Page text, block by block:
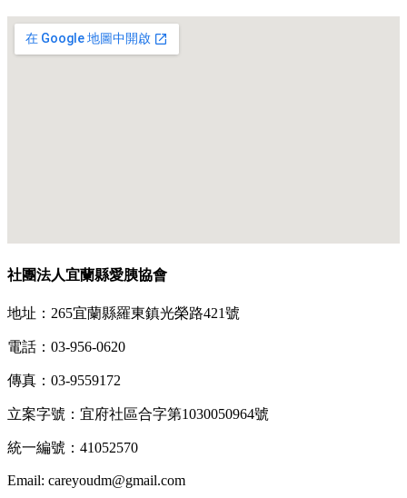
社團法人宜蘭縣愛胰協會
地址：265宜蘭縣羅東鎮光榮路421號
電話：03-956-0620
傳真：03-9559172
立案字號：宜府社區合字第1030050964號
統一編號：41052570
Email: careyoudm@gmail.com